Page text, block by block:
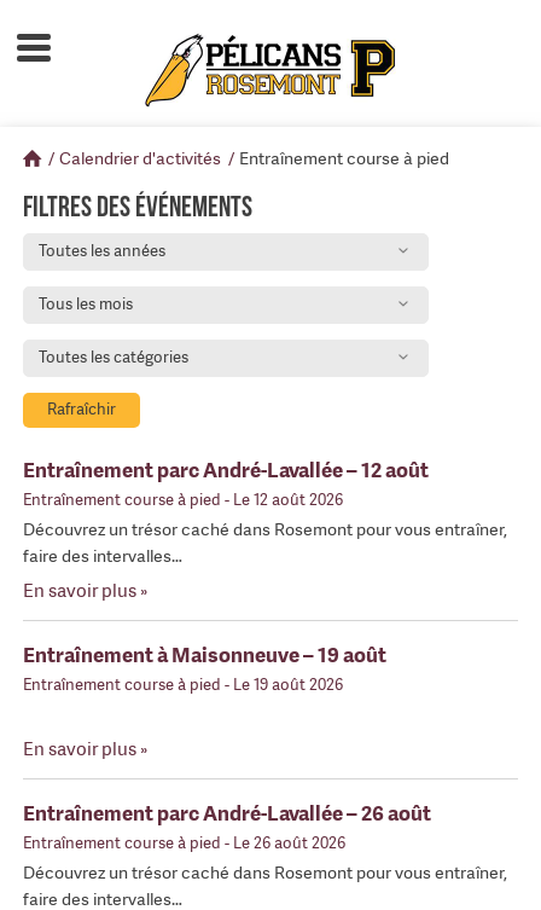
Accueil
Calendrier d'activités
/ Calendrier d'activités / Entraînement course à pied
Filtres des événements
Toutes les années
Tous les mois
Toutes les catégories
Rafraîchir
Entraînement parc André-Lavallée – 12 août
Entraînement course à pied - Le 12 août 2026
Découvrez un trésor caché dans Rosemont pour vous entraîner,
faire des intervalles…
En savoir plus »
Entraînement à Maisonneuve – 19 août
Entraînement course à pied - Le 19 août 2026
En savoir plus »
Entraînement parc André-Lavallée – 26 août
Entraînement course à pied - Le 26 août 2026
Découvrez un trésor caché dans Rosemont pour vous entraîner,
faire des intervalles…